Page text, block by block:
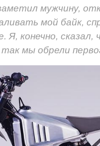
мужчину,
мой байк,
Я, конечно,
мы обрели